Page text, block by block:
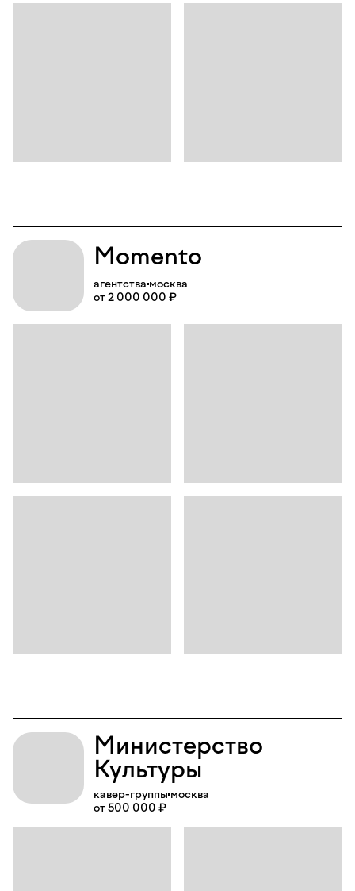
Momento
агентства москва
от 2 000 000 ₽
Министерство
Культуры
кавер-группы москва
от 500 000 ₽